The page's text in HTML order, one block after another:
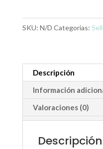
SKU: N/D Categorías:
Descripción
Información
Valoraciones (0)
Descripción